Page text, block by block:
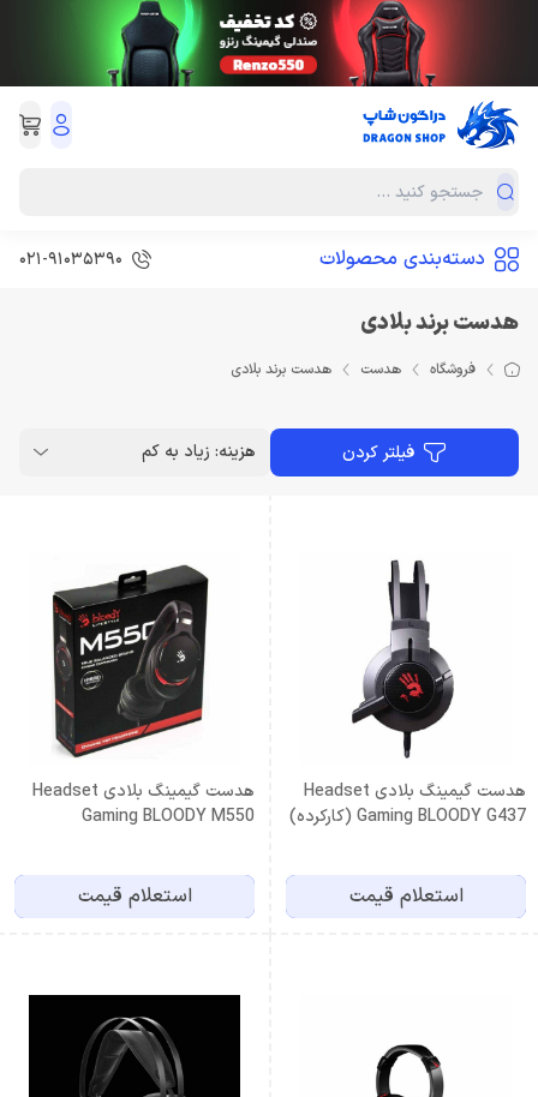
دسته‌بندی محصولات 021-91035390
هدست برند بلادی
فروشگاه هدست هدست برند بلادی
فیلتر کردن هزینه: زیاد به کم
هدست گیمینگ بلادی Headset
Gaming BLOODY G437 (کارکرده)
استعلام قیمت
هدست گیمینگ بلادی Headset
Gaming BLOODY M550
استعلام قیمت